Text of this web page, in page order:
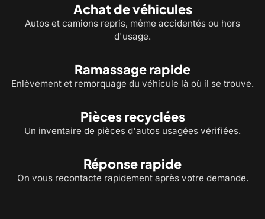
Achat de véhicules
Autos et camions repris, même accidentés ou hors
d'usage.
Ramassage rapide
Enlèvement et remorquage du véhicule là où il se trouve.
Pièces recyclées
Un inventaire de pièces d'autos usagées vérifiées.
Réponse rapide
On vous recontacte rapidement après votre demande.